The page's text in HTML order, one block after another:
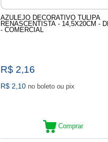
AZULEJO DECORATIVO TULIPA
RENASCENTISTA - 14,5X20CM -
- COMERCIAL
R$ 2,16
R$ 2,10 no boleto ou pix
Comprar